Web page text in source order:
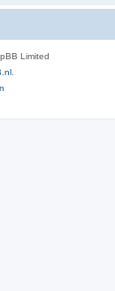
Limited